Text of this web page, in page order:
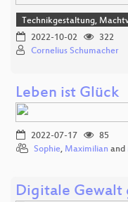
Technikgestaltung,
2022-10-02
322
Cornelius Schumacher
Leben ist Glück
2022-07-17
85
Sophie, Maximilian and
Digitale Gewalt